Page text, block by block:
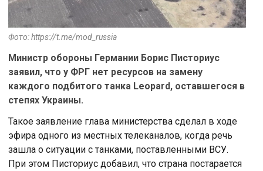
Фото: https://t.me/mod_russia
Министр обороны Германии Борис Писториус
заявил, что у ФРГ нет ресурсов на замену
каждого подбитого танка Leopard, оставшегося в
степях Украины.
Такое заявление глава министерства сделал в ходе
эфира одного из местных телеканалов, когда речь
зашла о ситуации с танками, поставленными ВСУ.
При этом Писториус добавил, что страна постарается